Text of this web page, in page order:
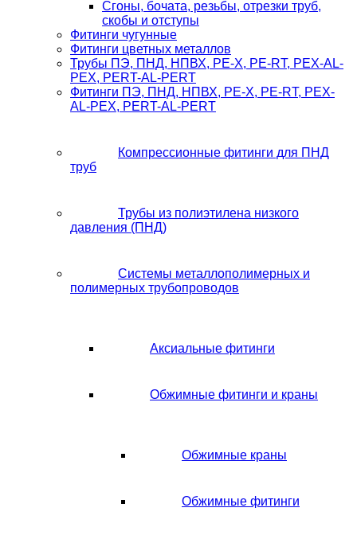
Сгоны, бочата, резьбы, отрезки труб,
скобы и отступы
Фитинги чугунные
Фитинги цветных металлов
Трубы ПЭ, ПНД, НПВХ, PE-X, PE-RT, PEX-AL-
PEX, PERT-AL-PERT
Фитинги ПЭ, ПНД, НПВХ, PE-X, PE-RT, PEX-
AL-PEX, PERT-AL-PERT
Компрессионные фитинги для ПНД
труб
Трубы из полиэтилена низкого
давления (ПНД)
Системы металлополимерных и
полимерных трубопроводов
Аксиальные фитинги
Обжимные фитинги и краны
Обжимные краны
Обжимные фитинги